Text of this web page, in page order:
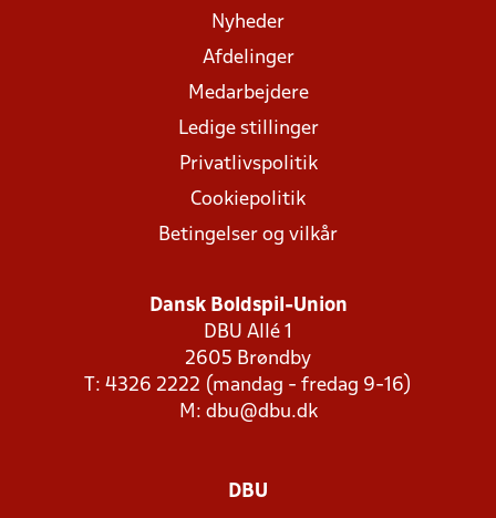
Nyheder
Afdelinger
Medarbejdere
Ledige stillinger
Privatlivspolitik
Cookiepolitik
Betingelser og vilkår
Dansk Boldspil-Union
DBU Allé 1
2605 Brøndby
T: 4326 2222 (mandag - fredag 9-16)
M: dbu@dbu.dk
DBU